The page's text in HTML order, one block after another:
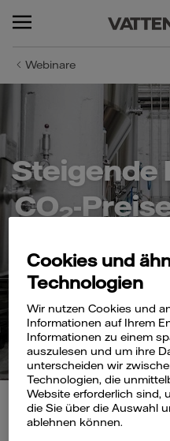
Webinare
Steigende
CO2-
Webinar vom 25.3.2026
Dauer: 50 Minuten
Cookies und
Technologien
Wir nutzen Cookies und
Informationen auf Ihrem
Informationen zu einem
auszulesen und um ihre
unterscheiden wir
Technologien, die
Website erforderlich sind,
die Sie über die Auswahl
ablehnen können.